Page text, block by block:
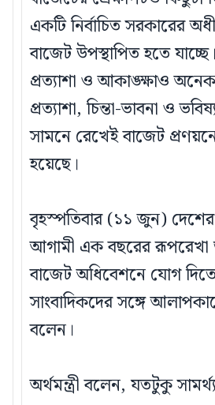
একটি নির্বাচিত সরকারের
বাজেট উপস্থাপিত হতে
প্রত্যাশা ও আকাঙ্ক্ষাও
প্রত্যাশা, চিন্তা-ভাবনা ও
সামনে রেখেই বাজেট
হয়েছে।
বৃহস্পতিবার (১১ জুন) দেশের
আগামী এক বছরের
বাজেট অধিবেশনে যোগ
সাংবাদিকদের সঙ্গে
বলেন।
অর্থমন্ত্রী বলেন, যতটুকু